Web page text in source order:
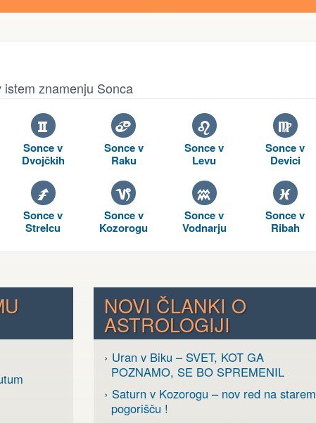
znamenju Sonca
C
Sonce v
Dvojčkih
D
Sonce v
Raku
E
Sonce v
Levu
F
Sonce v
Devici
I
Sonce v
Strelcu
J
Sonce v
Kozorogu
K
Sonce v
Vodnarju
L
Sonce v
Ribah
NOVI ČLANKI O
ASTROLOGIJI
› Uran v Biku – SVET, KOT GA
POZNAMO, SE BO SPREMENIL
› Saturn v Kozorogu – nov red na starem
pogorišču !